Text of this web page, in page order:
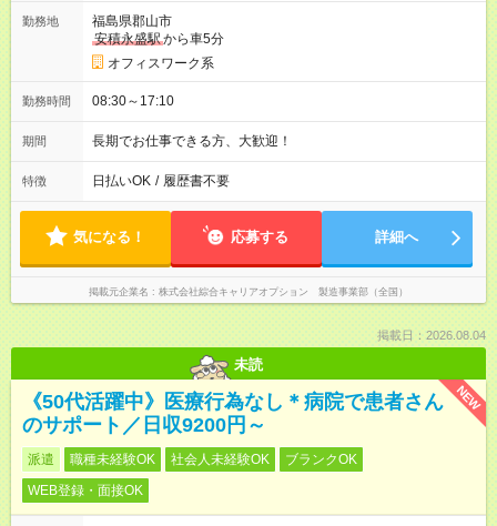
勤務地
福島県郡山市
安積永盛駅から車5分
オフィスワーク系
勤務時間 08:30～17:10
期間 長期でお仕事できる方、大歓迎！
特徴 日払いOK / 履歴書不要
気になる！ 応募する 詳細へ
掲載元企業名 株式会社綜合キャリアオプション 製造事業部（全国）
掲載日：2026.08.04
未読
NEW
《50代活躍中》医療行為なし＊病院で患者さん
のサポート／日収9200円～
派遣 職種未経験OK 社会人未経験OK
ブランクOK
WEB登録・面接OK